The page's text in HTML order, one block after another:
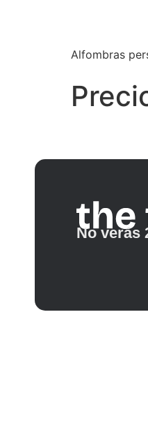
Alfombras
No verás